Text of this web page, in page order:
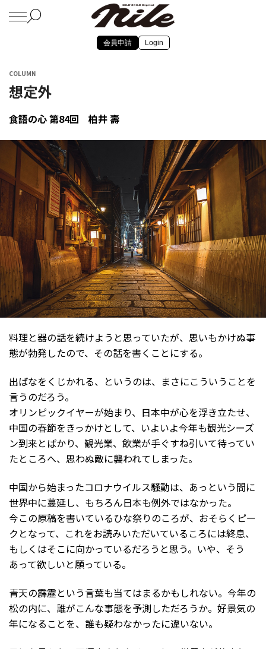
会員申請 Login
COLUMN
想定外
食語の心 第84回 柏井 壽
料理と器の話を続けようと思っていたが、思いもかけぬ事
態が勃発したので、その話を書くことにする。
出ばなをくじかれる、というのは、まさにこういうことを
言うのだろう。
オリンピックイヤーが始まり、日本中が心を浮き立たせ、
中国の春節をきっかけとして、いよいよ今年も観光シーズ
ン到来とばかり、観光業、飲業が手ぐすね引いて待ってい
たところへ、思わぬ敵に襲われてしまった。
中国から始まったコロナウイルス騒動は、あっという間に
世界中に蔓延し、もちろん日本も例外ではなかった。
今この原稿を書いているひな祭りのころが、おそらくピー
クとなって、これをお読みいただいているころには終息、
もしくはそこに向かっているだろうと思う。いや、そう
あって欲しいと願っている。
青天の霹靂という言葉も当てはまるかもしれない。今年の
松の内に、誰がこんな事態を予測しただろうか。好景気の
年になることを、誰も疑わなかったに違いない。